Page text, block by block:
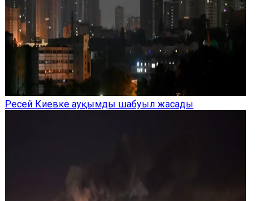
Ресей Киевке ауқымды шабуыл жасады